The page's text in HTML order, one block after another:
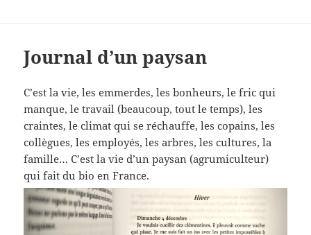
Journal d’un paysan
C’est la vie, les emmerdes, les bonheurs, le fric qui
manque, le travail (beaucoup, tout le temps), les
craintes, le climat qui se réchauffe, les copains, les
collègues, les employés, les arbres, les cultures, la
famille… C’est la vie d’un paysan (agrumiculteur)
qui fait du bio en France.